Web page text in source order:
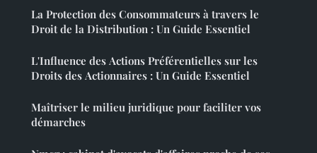
La Protection des Consommateurs à travers le
Droit de la Distribution : Un Guide Essentiel
L'Influence des Actions Préférentielles sur les
Droits des Actionnaires : Un Guide Essentiel
Maîtriser le milieu juridique pour faciliter vos
démarches